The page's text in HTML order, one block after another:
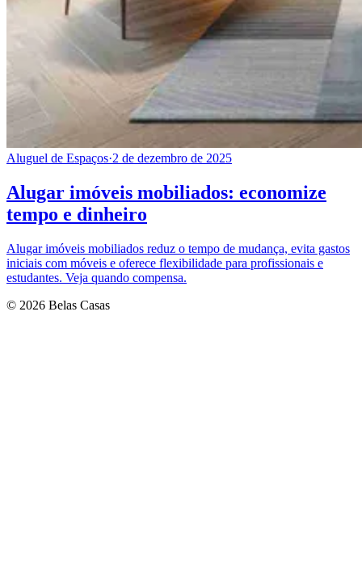
Aluguel de Espaços·2 de dezembro de 2025
Alugar imóveis mobiliados: economize
tempo e dinheiro
Alugar imóveis mobiliados reduz o tempo de mudança, evita gastos
iniciais com móveis e oferece flexibilidade para profissionais e
estudantes. Veja quando compensa.
© 2026 Belas Casas